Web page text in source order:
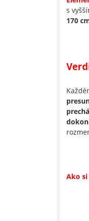
s
170
Ako